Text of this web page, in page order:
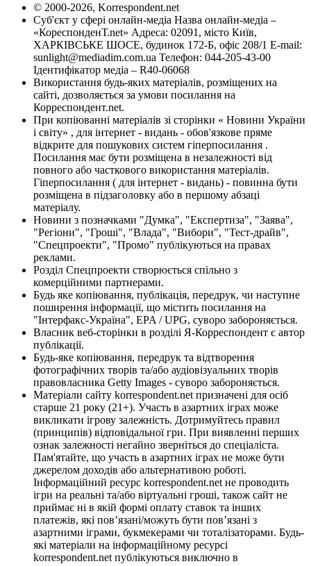
© 2000-2026, Korrespondent.net
Суб'єкт у сфері онлайн-медіа Назва онлайн-медіа –
«КореспонденТ.net» Адреса: 02091, місто Київ,
ХАРКІВСЬКЕ ШОСЕ, будинок 172-Б, офіс 208/1 E-mail:
sunlight@mediadim.com.ua Телефон: 044-205-43-00
Ідентифікатор медіа – R40-06068
Використання будь-яких матеріалів, розміщених на
сайті, дозволяється за умови посилання на
Корреспондент.net.
При копіюванні матеріалів зі сторінки « Новини України
і світу» , для інтернет - видань - обов'язкове пряме
відкрите для пошукових систем гіперпосилання .
Посилання має бути розміщена в незалежності від
повного або часткового використання матеріалів.
Гіперпосилання ( для інтернет - видань) - повинна бути
розміщена в підзаголовку або в першому абзаці
матеріалу.
Новини з позначками "Думка", "Експертиза", "Заява",
"Регіони", "Гроші", "Влада", "Вибори", "Тест-драйв",
"Спецпроекти", "Промо" публікуються на правах
реклами.
Розділ Спецпроекти створюється спільно з
комерційними партнерами.
Будь яке копіювання, публікація, передрук, чи наступне
поширення інформації, що містить посилання на
"Інтерфакс-Україна", EPA / UPG, суворо забороняється.
Власник веб-сторінки в розділі Я-Корреспондент є автор
публікації.
Будь-яке копіювання, передрук та відтворення
фотографічних творів та/або аудіовізуальних творів
правовласника Getty Images - суворо забороняється.
Матеріали сайту korrespondent.net призначені для осіб
старше 21 року (21+). Участь в азартних іграх може
викликати ігрову залежність. Дотримуйтесь правил
(принципів) відповідальної гри. При виявленні перших
ознак залежності негайно зверніться до спеціаліста.
Пам'ятайте, що участь в азартних іграх не може бути
джерелом доходів або альтернативою роботі.
Інформаційний ресурс korrespondent.net не проводить
ігри на реальні та/або віртуальні гроші, також сайт не
приймає ні в якій формі оплату ставок та інших
платежів, які пов’язані/можуть бути пов’язані з
азартними іграми, букмекерами чи тоталізаторами. Будь-
які матеріали на інформаційному ресурсі
korrespondent.net публікуються виключно в